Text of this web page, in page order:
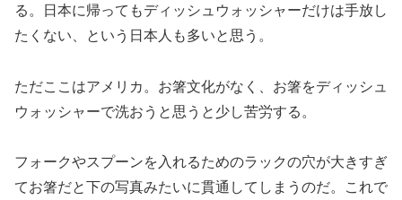
る。日本に帰ってもディッシュウォッシャーだけは手放し
たくない、という日本人も多いと思う。
ただここはアメリカ。お箸文化がなく、お箸をディッシュ
ウォッシャーで洗おうと思うと少し苦労する。
フォークやスプーンを入れるためのラックの穴が大きすぎ
てお箸だと下の写真みたいに貫通してしまうのだ。これで